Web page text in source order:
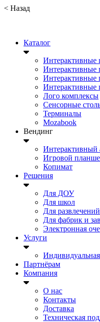
< Назад
Каталог
Интерактивные
Интерактивные
Интерактивные
Интерактивные
Лого комплексы
Сенсорные
Терминалы
Mozabook
Вендинг
Интерактивный
Игровой
Копимат
Решения
Для ДОУ
Для школ
Для развлечений
Для фабрик и
Электронная
Услуги
Индивидуальная
Партнёрам
Компания
О нас
Контакты
Доставка
Техническая